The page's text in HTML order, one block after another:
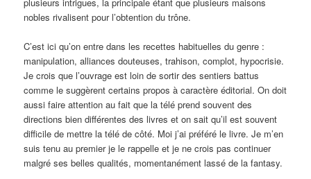
nobles rivalisent pour l’obtention du trône.
C’est ici qu’on entre dans les recettes habituelles du genre :
manipulation, alliances douteuses, trahison, complot, hypocrisie.
Je crois que l’ouvrage est loin de sortir des sentiers battus
comme le suggèrent certains propos à caractère éditorial. On doit
aussi faire attention au fait que la télé prend souvent des
directions bien différentes des livres et on sait qu’il est souvent
difficile de mettre la télé de côté. Moi j’ai préféré le livre. Je m’en
suis tenu au premier je le rappelle et je ne crois pas continuer
malgré ses belles qualités, momentanément lassé de la fantasy.